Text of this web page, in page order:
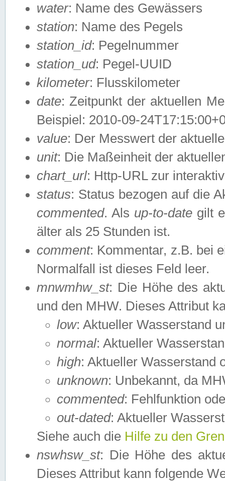
water: Name des Gewässers
station: Name des Pegels
station_id: Pegelnummer
station_ud: Pegel-UUID
kilometer: Flusskilometer
date: Zeitpunkt der aktuellen
Beispiel: 2010-09-
value: Der Messwert der
unit: Die Maßeinheit der
chart_url: Http-URL zur
status: Status bezogen auf die
commented. Als up-to-date gilt
älter als 25 Stunden ist.
comment: Kommentar, z.B. bei
Normalfall ist dieses Feld leer.
mnwmhw_st: Die Höhe des
und den MHW. Dieses Attribut
low: Aktueller Wasserstand
normal: Aktueller
high: Aktueller Wasserstand
unknown: Unbekannt, da
commented: Fehlfunktion
out-dated: Aktueller
Siehe auch die Hilfe zu den
nswhsw_st: Die Höhe des
Dieses Attribut kann folgende